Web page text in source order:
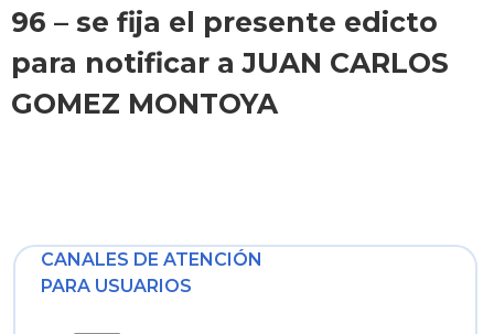
96 – se fija el presente edicto
para notificar a JUAN CARLOS
GOMEZ MONTOYA
CANALES DE ATENCIÓN
PARA USUARIOS